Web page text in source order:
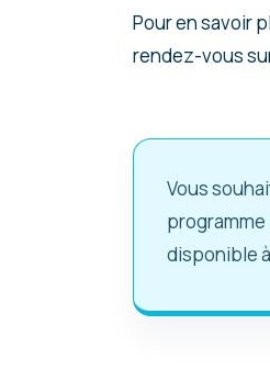
Pour en savoir
rendez-vous
Vous
disponible à